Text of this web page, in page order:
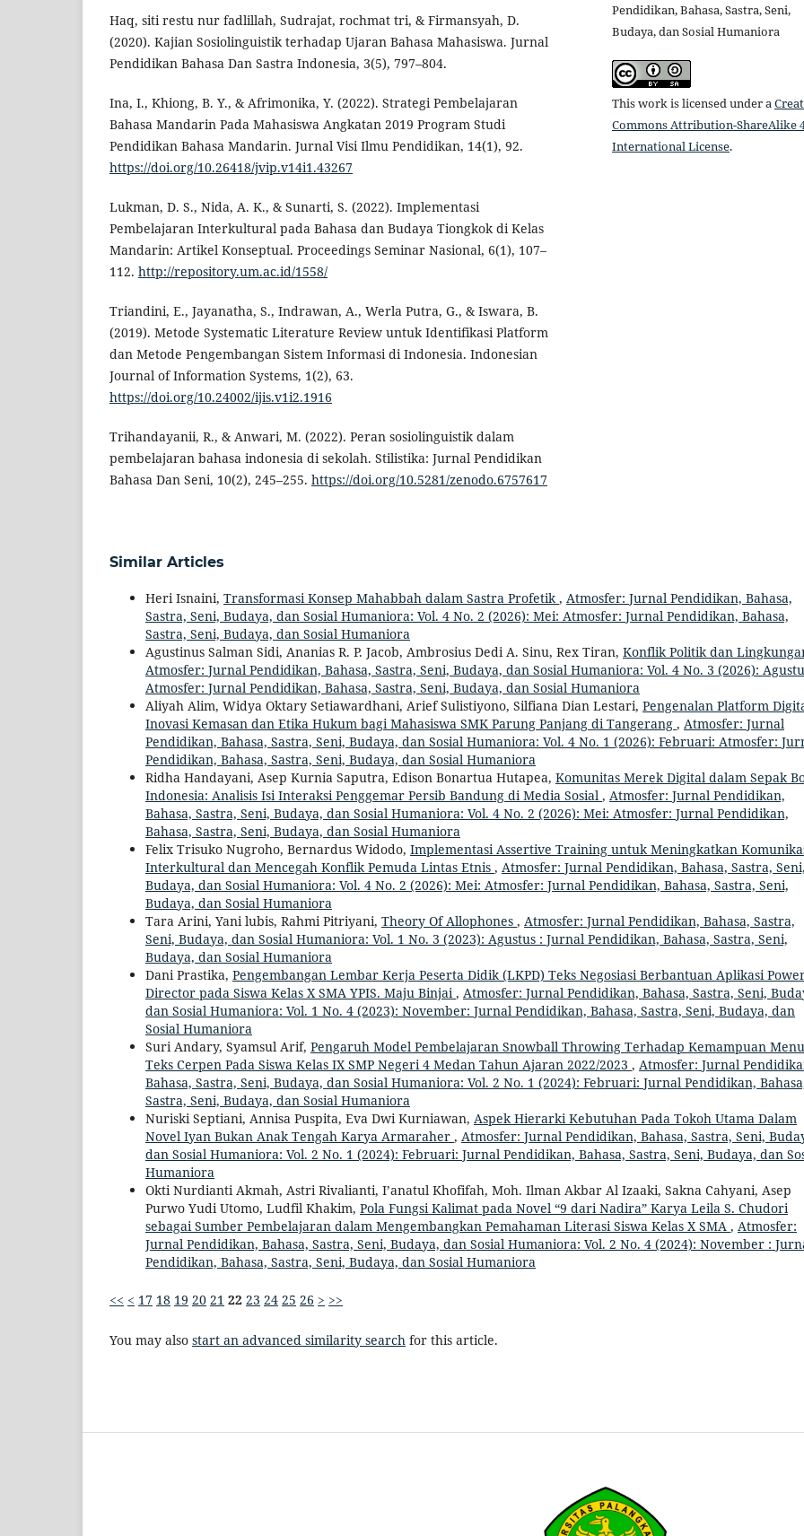
Haq, siti restu nur fadlillah, Sudrajat, rochmat tri, & Firmansyah, D.
(2020). Kajian Sosiolinguistik terhadap Ujaran Bahasa Mahasiswa. Jurnal
Pendidikan Bahasa Dan Sastra Indonesia, 3(5), 797–804.
Ina, I., Khiong, B. Y., & Afrimonika, Y. (2022). Strategi Pembelajaran
Bahasa Mandarin Pada Mahasiswa Angkatan 2019 Program Studi
Pendidikan Bahasa Mandarin. Jurnal Visi Ilmu Pendidikan, 14(1), 92.
https://doi.org/10.26418/jvip.v14i1.43267
Lukman, D. S., Nida, A. K., & Sunarti, S. (2022). Implementasi
Pembelajaran Interkultural pada Bahasa dan Budaya Tiongkok di Kelas
Mandarin: Artikel Konseptual. Proceedings Seminar Nasional, 6(1), 107–
112. http://repository.um.ac.id/1558/
Triandini, E., Jayanatha, S., Indrawan, A., Werla Putra, G., & Iswara, B.
(2019). Metode Systematic Literature Review untuk Identifikasi Platform
dan Metode Pengembangan Sistem Informasi di Indonesia. Indonesian
Journal of Information Systems, 1(2), 63.
https://doi.org/10.24002/ijis.v1i2.1916
Trihandayanii, R., & Anwari, M. (2022). Peran sosiolinguistik dalam
pembelajaran bahasa indonesia di sekolah. Stilistika: Jurnal Pendidikan
Bahasa Dan Seni, 10(2), 245–255. https://doi.org/10.5281/zenodo.6757617
Pendidikan, Bahasa, Sastra, Seni,
Budaya, dan Sosial Humaniora
This work is licensed under a
Commons Attribution-ShareAlike
International License.
Similar Articles
Heri Isnaini, Transformasi Konsep Mahabbah dalam Sastra Profetik, Atmosfer: Jurnal Pendidikan, Bahasa,
Sastra, Seni, Budaya, dan Sosial Humaniora: Vol. 4 No. 2 (2026): Mei: Atmosfer: Jurnal Pendidikan, Bahasa,
Sastra, Seni, Budaya, dan Sosial Humaniora
Agustinus Salman Sidi, Ananias R. P. Jacob, Ambrosius Dedi A. Sinu, Rex Tiran, Konflik Politik dan
Atmosfer: Jurnal Pendidikan, Bahasa, Sastra, Seni, Budaya, dan Sosial Humaniora: Vol. 4 No. 3 (2026):
Atmosfer: Jurnal Pendidikan, Bahasa, Sastra, Seni, Budaya, dan Sosial Humaniora
Aliyah Alim, Widya Oktary Setiawardhani, Arief Sulistiyono, Silfiana Dian Lestari, Pengenalan Platform
Inovasi Kemasan dan Etika Hukum bagi Mahasiswa SMK Parung Panjang di Tangerang , Atmosfer: Jurnal
Pendidikan, Bahasa, Sastra, Seni, Budaya, dan Sosial Humaniora: Vol. 4 No. 1 (2026): Februari: Atmosfer:
Pendidikan, Bahasa, Sastra, Seni, Budaya, dan Sosial Humaniora
Ridha Handayani, Asep Kurnia Saputra, Edison Bonartua Hutapea, Komunitas Merek Digital dalam Sepak
Indonesia: Analisis Isi Interaksi Penggemar Persib Bandung di Media Sosial , Atmosfer: Jurnal Pendidikan,
Bahasa, Sastra, Seni, Budaya, dan Sosial Humaniora: Vol. 4 No. 2 (2026): Mei: Atmosfer: Jurnal Pendidikan,
Bahasa, Sastra, Seni, Budaya, dan Sosial Humaniora
Felix Trisuko Nugroho, Bernardus Widodo, Implementasi Assertive Training untuk Meningkatkan
Interkultural dan Mencegah Konflik Pemuda Lintas Etnis , Atmosfer: Jurnal Pendidikan, Bahasa, Sastra, Seni,
Budaya, dan Sosial Humaniora: Vol. 4 No. 2 (2026): Mei: Atmosfer: Jurnal Pendidikan, Bahasa, Sastra, Seni,
Budaya, dan Sosial Humaniora
Tara Arini, Yani lubis, Rahmi Pitriyani, Theory Of Allophones , Atmosfer: Jurnal Pendidikan, Bahasa, Sastra,
Seni, Budaya, dan Sosial Humaniora: Vol. 1 No. 3 (2023): Agustus : Jurnal Pendidikan, Bahasa, Sastra, Seni,
Budaya, dan Sosial Humaniora
Dani Prastika, Pengembangan Lembar Kerja Peserta Didik (LKPD) Teks Negosiasi Berbantuan Aplikasi
Director pada Siswa Kelas X SMA YPIS. Maju Binjai, Atmosfer: Jurnal Pendidikan, Bahasa, Sastra, Seni,
dan Sosial Humaniora: Vol. 1 No. 4 (2023): November: Jurnal Pendidikan, Bahasa, Sastra, Seni, Budaya, dan
Sosial Humaniora
Suri Andary, Syamsul Arif, Pengaruh Model Pembelajaran Snowball Throwing Terhadap Kemampuan
Teks Cerpen Pada Siswa Kelas IX SMP Negeri 4 Medan Tahun Ajaran 2022/2023 , Atmosfer: Jurnal
Bahasa, Sastra, Seni, Budaya, dan Sosial Humaniora: Vol. 2 No. 1 (2024): Februari: Jurnal Pendidikan,
Sastra, Seni, Budaya, dan Sosial Humaniora
Nuriski Septiani, Annisa Puspita, Eva Dwi Kurniawan, Aspek Hierarki Kebutuhan Pada Tokoh Utama Dalam
Novel Iyan Bukan Anak Tengah Karya Armaraher , Atmosfer: Jurnal Pendidikan, Bahasa, Sastra, Seni,
dan Sosial Humaniora: Vol. 2 No. 1 (2024): Februari: Jurnal Pendidikan, Bahasa, Sastra, Seni, Budaya, dan
Humaniora
Okti Nurdianti Akmah, Astri Rivalianti, I’anatul Khofifah, Moh. Ilman Akbar Al Izaaki, Sakna Cahyani, Asep
Purwo Yudi Utomo, Ludfil Khakim, Pola Fungsi Kalimat pada Novel “9 dari Nadira” Karya Leila S. Chudori
sebagai Sumber Pembelajaran dalam Mengembangkan Pemahaman Literasi Siswa Kelas X SMA , Atmosfer:
Jurnal Pendidikan, Bahasa, Sastra, Seni, Budaya, dan Sosial Humaniora: Vol. 2 No. 4 (2024): November :
Pendidikan, Bahasa, Sastra, Seni, Budaya, dan Sosial Humaniora
<< < 17 18 19 20 21 22 23 24 25 26 > >>
You may also start an advanced similarity search for this article.